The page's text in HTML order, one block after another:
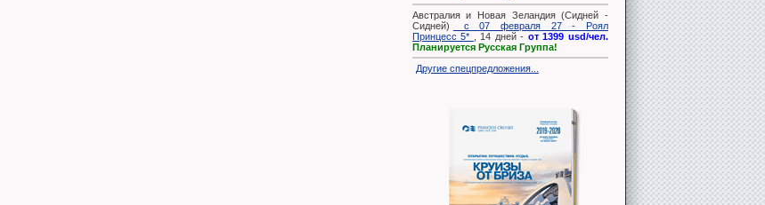
Австралия и Новая Зеландия (Сидней -
Сидней)
с 07 февраля 27 - Роял
Принцесс 5*
, 14 дней - от 1399 usd/чел.
Планируется Русская Группа!
Другие спецпредложения...